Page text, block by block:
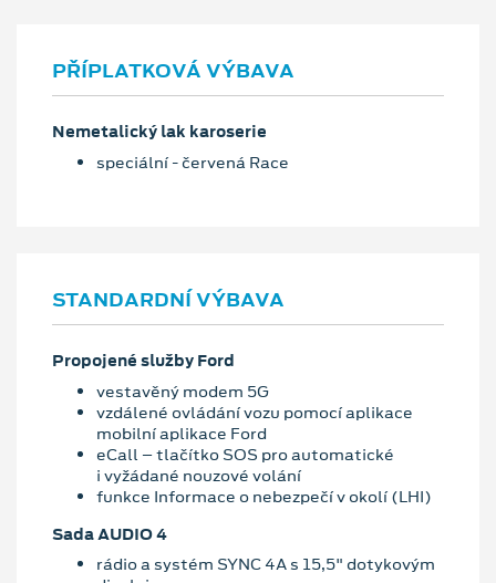
PŘÍPLATKOVÁ VÝBAVA
Nemetalický lak karoserie
speciální - červená Race
STANDARDNÍ VÝBAVA
Propojené služby Ford
vestavěný modem 5G
vzdálené ovládání vozu pomocí aplikace
mobilní aplikace Ford
eCall – tlačítko SOS pro automatické
i vyžádané nouzové volání
funkce Informace o nebezpečí v okolí (LHI)
Sada AUDIO 4
rádio a systém SYNC 4A s 15,5" dotykovým